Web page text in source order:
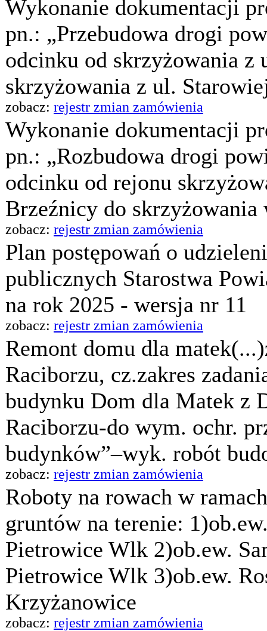
Wykonanie dokumentacji
pn.: „Przebudowa drogi
odcinku od skrzyżowania z
skrzyżowania z ul.
zobacz: rejestr zmian zamówienia
Wykonanie dokumentacji
pn.: „Rozbudowa drogi
odcinku od rejonu
Brzeźnicy do
zobacz: rejestr zmian zamówienia
Plan postępowań o
publicznych Starostwa
na rok 2025 - wersja nr 11
zobacz: rejestr zmian zamówienia
Remont domu dla
Raciborzu, cz.zakres
budynku Dom dla Matek z
Raciborzu-do wym. ochr.
budynków”–wyk. robót
zobacz: rejestr zmian zamówienia
Roboty na rowach w
gruntów na terenie:
Pietrowice Wlk 2)ob.ew.
Pietrowice Wlk 3)ob.ew.
Krzyżanowice
zobacz: rejestr zmian zamówienia